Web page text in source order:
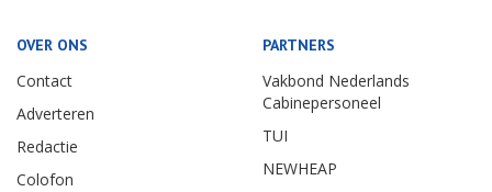
OVER ONS
Contact
Adverteren
Redactie
Colofon
PARTNERS
Vakbond Nederlands
Cabinepersoneel
TUI
NEWHEAP